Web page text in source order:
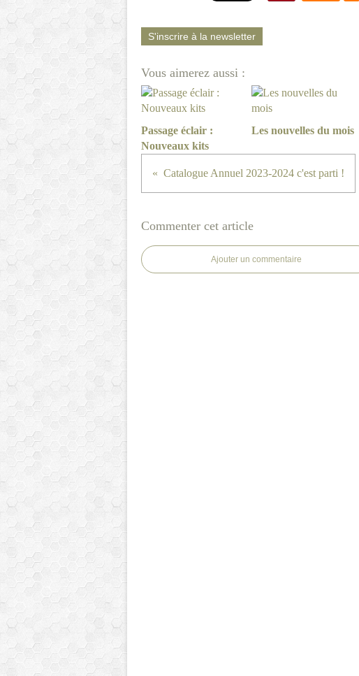
S'inscrire à la newsletter
Vous aimerez aussi :
Passage éclair :
Nouveaux kits
Les nouvelles du mois
Catalogue Annuel 2023-2024 c'est parti !
Commenter cet article
Ajouter un commentaire